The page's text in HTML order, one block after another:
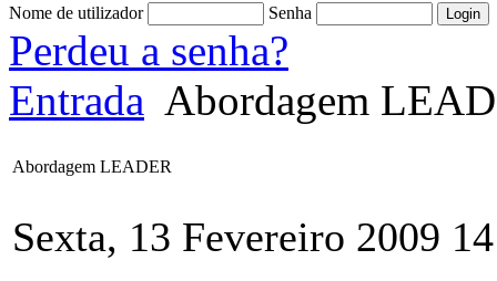
Nome de utilizador Senha
Perdeu a senha?
Entrada Abordagem
Abordagem LEADER
Sexta, 13 Fevereiro 2009